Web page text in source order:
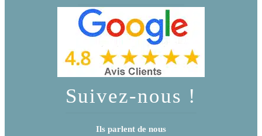
Suivez-nous !
Ils parlent de nous